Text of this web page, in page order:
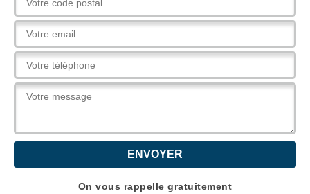
On vous rappelle gratuitement